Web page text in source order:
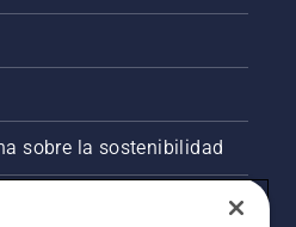
sobre la sostenibilidad